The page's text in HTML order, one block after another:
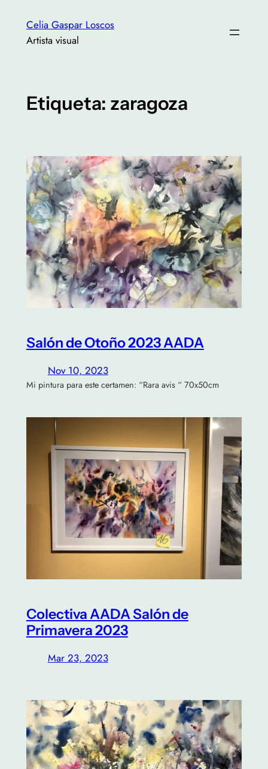
contenido
Celia Gaspar Loscos
Artista visual
Etiqueta: zaragoza
Salón de Otoño 2023 AADA
Nov 10, 2023
Mi pintura para este certamen: “Rara avis “ 70x50cm
Colectiva AADA Salón de
Primavera 2023
Mar 23, 2023